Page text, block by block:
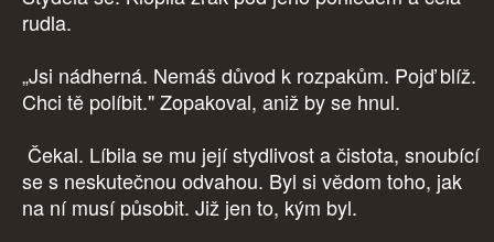
rudla.
„Jsi nádherná. Nemáš důvod k rozpakům. Pojď blíž.
Chci tě políbit." Zopakoval, aniž by se hnul.
Čekal. Líbila se mu její stydlivost a čistota, snoubící
se s neskutečnou odvahou. Byl si vědom toho, jak
na ní musí působit. Již jen to, kým byl.